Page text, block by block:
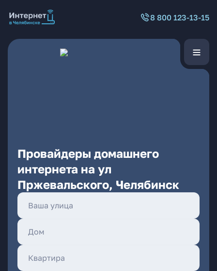
8 800 123-13-15
Провайдеры домашнего
интернета на ул
Пржевальского, Челябинск